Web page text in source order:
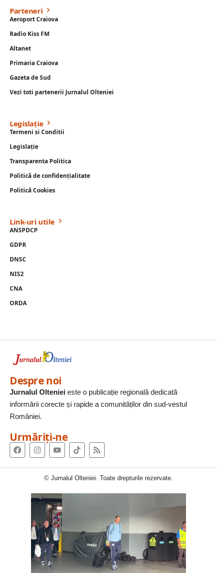
Parteneri
Aeroport Craiova
Radio Kiss FM
Altanet
Primaria Craiova
Gazeta de Sud
Vezi toti partenerii Jurnalul Olteniei
Legislație
Termeni si Conditii
Legislație
Transparenta Politica
Politică de confidențialitate
Politică Cookies
Link-uri utile
ANSPDCP
GDPR
DNSC
NIS2
CNA
ORDA
Despre noi
Jurnalul Olteniei este o publicație regională dedicată
informării corecte și rapide a comunităților din sud-vestul
României.
Urmăriți-ne
© Jurnalul Olteniei. Toate drepturile rezervate.